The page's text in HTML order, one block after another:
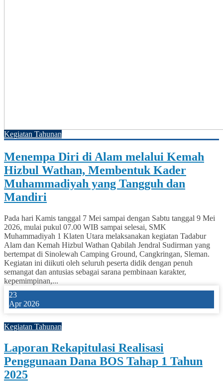
Kegiatan Tahunan
Menempa Diri di Alam melalui Kemah
Hizbul Wathan, Membentuk Kader
Muhammadiyah yang Tangguh dan
Mandiri
Pada hari Kamis tanggal 7 Mei sampai dengan Sabtu tanggal 9 Mei
2026, mulai pukul 07.00 WIB sampai selesai, SMK
Muhammadiyah 1 Klaten Utara melaksanakan kegiatan Tadabur
Alam dan Kemah Hizbul Wathan Qabilah Jendral Sudirman yang
bertempat di Sinolewah Camping Ground, Cangkringan, Sleman.
Kegiatan ini diikuti oleh seluruh peserta didik dengan penuh
semangat dan antusias sebagai sarana pembinaan karakter,
kepemimpinan,...
23
Apr 2026
Kegiatan Tahunan
Laporan Rekapitulasi Realisasi
Penggunaan Dana BOS Tahap 1 Tahun
2025